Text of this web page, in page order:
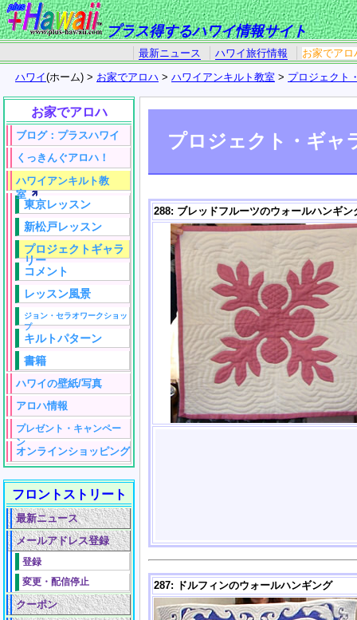
プラス得するハワイ情報サイト
最新ニュース ハワイ旅行情報 お家でアロ
ハワイ(ホーム) > お家でアロハ > ハワイアンキルト教室 > プロジェクト
プロジェクト・ギャ
288: ブレッドフルーツのウォールハンギン
287: ドルフィンのウォールハンギング
お家でアロハ
ブログ：プラスハワイ
くっきんぐアロハ！
ハワイアンキルト教
室
東京レッスン
新松戸レッスン
プロジェクトギャラ
リー
コメント
レッスン風景
ジョン・セラオワークショッ
プ
キルトパターン
書籍
ハワイの壁紙/写真
アロハ情報
プレゼント・キャンペー
ン
オンラインショッピング
フロントストリート
最新ニュース
メールアドレス登録
登録
変更・配信停止
クーポン